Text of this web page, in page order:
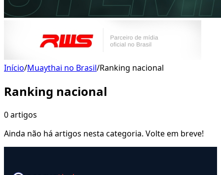
Início/Muaythai no Brasil/Ranking nacional
Ranking nacional
0artigos
Ainda não há artigos nesta categoria. Volte em breve!